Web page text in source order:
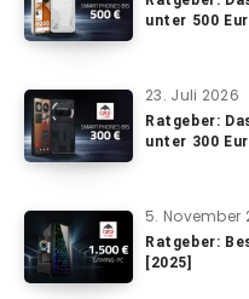
unter 500
23. Juli 2026
Ratgeber:
unter 300
5. November
Ratgeber:
[2025]